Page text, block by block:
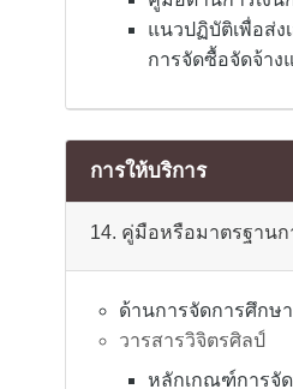
แนวปฏิบัติเพื่อส่ง
การจัดซื้อจัดจ้าง
การให้บริการ
14. คู่มือหรือมาตรฐานก
ด้านการจัดการศึกษา
วารสารวิจิตรศิลป์
หลักเกณฑ์การจั